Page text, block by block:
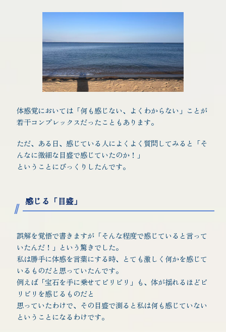
体感覚においては「何も感じない、よくわからない」ことが
若干コンプレックスだったこともあります。
ただ、ある日、感じている人によくよく質問してみると「そ
んなに微細な目盛で感じていたのか！」
ということにびっくりしたんです。
感じる「目盛」
誤解を覚悟で書きますが「そんな程度で感じていると言って
いたんだ！」という驚きでした。
私は勝手に体感を言葉にする時、とても激しく何かを感じて
いるものだと思っていたんです。
例えば「宝石を手に乗せてビリビリ」も、体が揺れるほどビ
リビリを感じるものだと
思っていたわけで、その目盛で測ると私は何も感じていない
ということになるわけです。